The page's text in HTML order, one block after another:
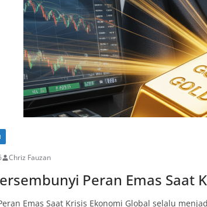
Chriz Fauzan
Peran Emas Saat
Emas Saat Krisis Ekonomi Global selalu